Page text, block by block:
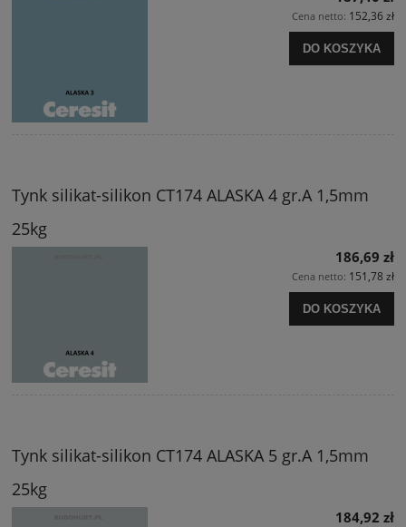
Cena netto: 152,36 zł
DO KOSZYKA
Tynk silikat-silikon CT174 ALASKA 4 gr.A 1,5mm
25kg
186,69 zł
Cena netto: 151,78 zł
DO KOSZYKA
Tynk silikat-silikon CT174 ALASKA 5 gr.A 1,5mm
25kg
184,92 zł